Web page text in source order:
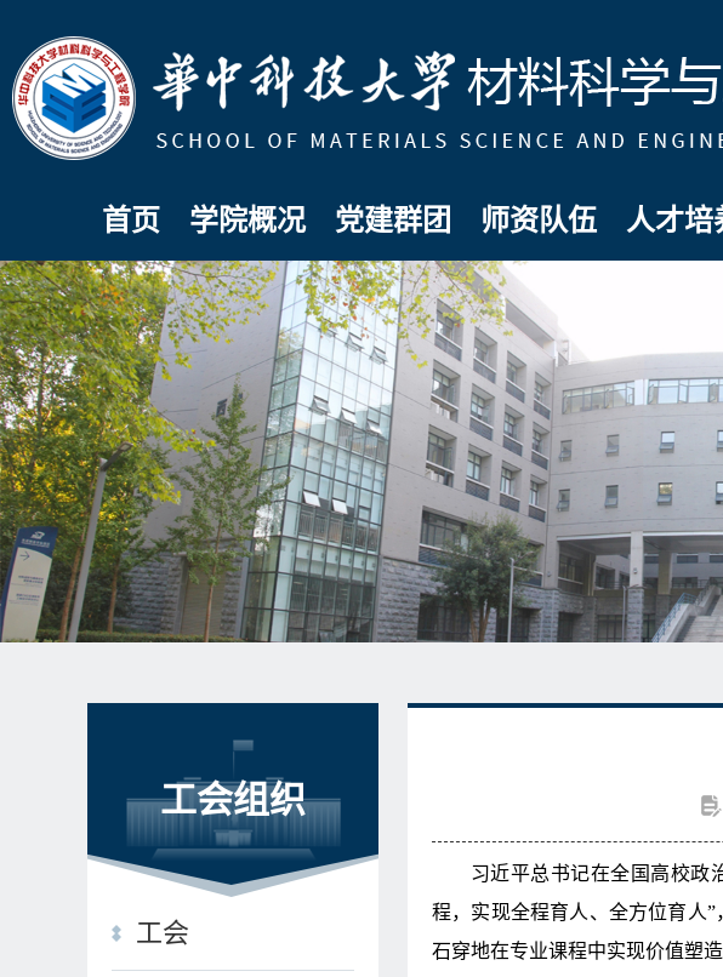
首页 学院概况 党建群团 师资队伍 人才培
工会组织
工会
习近平总书记在全国高校政
程，实现全程育人、全方位育人
石穿地在专业课程中实现价值塑